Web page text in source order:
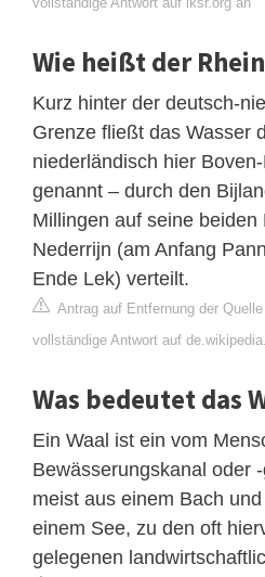
Wie heißt der
Kurz hinter der deutsch-
Grenze fließt das Wasser
niederländisch hier Boven-
genannt – durch den
Millingen auf seine beiden
Nederrijn (am Anfang
Ende Lek) verteilt.
Antrag auf Entfernung der Quelle
vollständige Antwort auf
Was bedeutet das
Ein Waal ist ein vom
Bewässerungskanal oder
meist aus einem Bach
einem See, zu den oft
gelegenen